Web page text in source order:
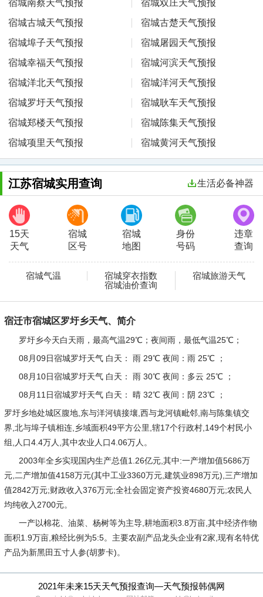
宿城南蔡天气预报
宿城双庄天气预报
宿城古城天气预报
宿城古楚天气预报
宿城埠子天气预报
宿城屠园天气预报
宿城幸福天气预报
宿城河滨天气预报
宿城洋北天气预报
宿城洋河天气预报
宿城罗圩天气预报
宿城耿车天气预报
宿城郑楼天气预报
宿城陈集天气预报
宿城项里天气预报
宿城黄河天气预报
江苏宿城实用查询 生活必备神器
15天
天气
宿城
区号
宿城
地图
身份
号码
违章
查询
宿城气温 宿城穿衣指数
宿城旅游天气
宿城油价查询
宿迁市宿城区罗圩乡天气、简介
罗圩乡今天白天雨，最高气温29℃；夜间雨，最低气温25℃；
08月09日宿城罗圩天气 白天： 雨 29℃ 夜间： 雨 25℃ ；
08月10日宿城罗圩天气 白天： 雨 30℃ 夜间： 多云 25℃ ；
08月11日宿城罗圩天气 白天： 晴 32℃ 夜间： 阴 23℃ ；
罗圩乡地处城区腹地,东与洋河镇接壤,西与龙河镇毗邻,南与陈集镇交
界,北与埠子镇相连,乡域面积49平方公里,辖17个行政村,149个村民小
组,人口4.4万人,其中农业人口4.06万人。
2003年全乡实现国内生产总值1.26亿元,其中:一产增加值5686万
元,二产增加值4158万元(其中工业3360万元,建筑业898万元),三产增加
值2842万元;财政收入376万元;全社会固定资产投资4680万元;农民人
均纯收入2700元。
一产以棉花、油菜、杨树等为主导,耕地面积3.8万亩,其中经济作物
面积1.9万亩,粮经比例为5:5。主要农副产品龙头企业有2家,现有名特优
产品为新黑田五寸人参(胡萝卡)。
2021年未来15天天气预报查询—天气预报韩偶网